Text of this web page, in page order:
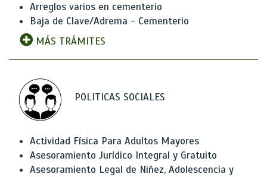
Arreglos varios en cementerio
Baja de Clave/Adrema - Cementerio
MÁS TRÁMITES
POLITICAS SOCIALES
Actividad Física Para Adultos Mayores
Asesoramiento Jurídico Integral y Gratuito
Asesoramiento Legal de Niñez, Adolescencia y